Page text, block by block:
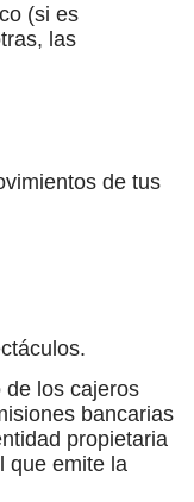
(si es
las
de tus
de los cajeros
bancarias
propietaria
que emite la